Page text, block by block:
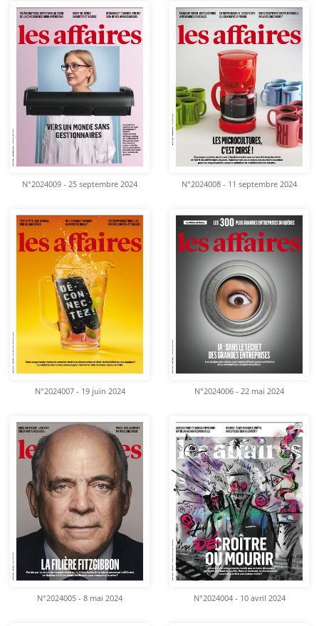
N°2024009 - 25 septembre 2024 N°2024008 - 11 septembre 2024
N°2024007 - 19 juin 2024 N°2024006 - 22 mai 2024
N°2024005 - 8 mai 2024 N°2024004 - 10 avril 2024